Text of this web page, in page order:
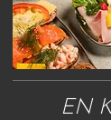
EN